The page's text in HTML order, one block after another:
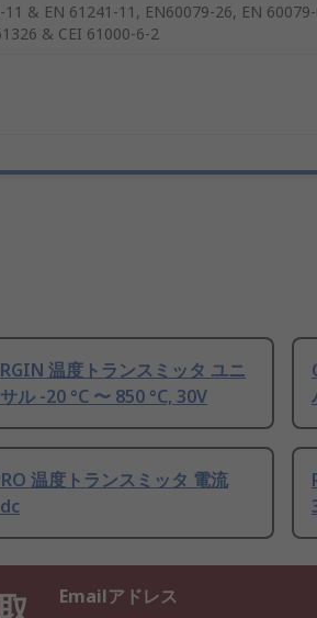
11 & EN 61241-11, EN60079-26, EN
& CEI 61000-6-2
温度トランスミッタ ユニ
ル -20 °C 〜 850 °C, 30V
温度トランスミッタ 電流
Emailアドレス